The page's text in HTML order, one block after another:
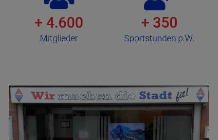
+ 4.600
Mitglieder
+ 350
Sportstunden p.W.